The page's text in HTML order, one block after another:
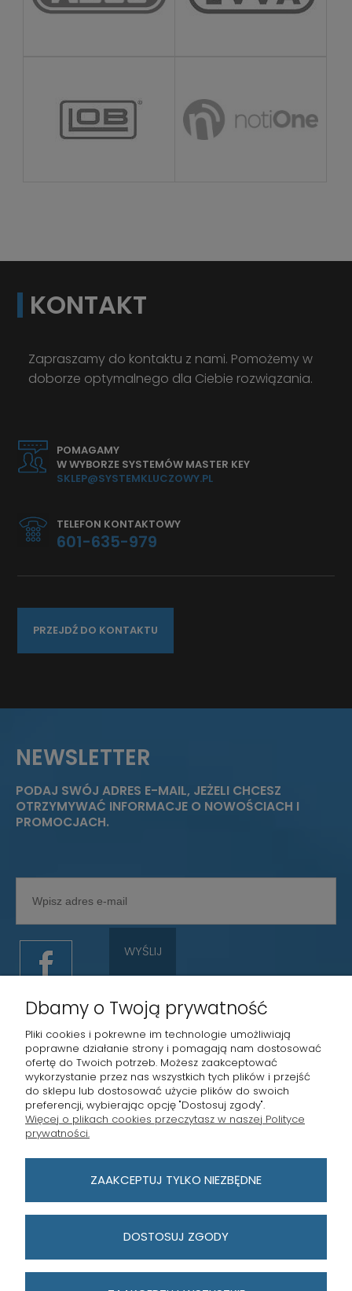
KONTAKT
Zapraszamy do kontaktu z nami. Pomożemy w
doborze optymalnego dla Ciebie rozwiązania.
POMAGAMY
W WYBORZE SYSTEMÓW MASTER KEY
SKLEP@SYSTEMKLUCZOWY.PL
TELEFON KONTAKTOWY
601-635-979
PRZEJDŹ DO KONTAKTU
NEWSLETTER
PODAJ SWÓJ ADRES E-MAIL, JEŻELI CHCESZ
OTRZYMYWAĆ INFORMACJE O NOWOŚCIACH I
PROMOCJACH.
WYŚLIJ
STRONY INFORMACYJNE
MASTERKEY POZNAŃ
MOJE KONTO
Dbamy o Twoją prywatność
Pliki cookies i pokrewne im technologie umożliwiają
poprawne działanie strony i pomagają nam dostosować
ofertę do Twoich potrzeb. Możesz zaakceptować
wykorzystanie przez nas wszystkich tych plików i przejść
do sklepu lub dostosować użycie plików do swoich
preferencji, wybierając opcję "Dostosuj zgody".
Więcej o plikach cookies przeczytasz w naszej Polityce
prywatności.
ZAAKCEPTUJ TYLKO NIEZBĘDNE
DOSTOSUJ ZGODY